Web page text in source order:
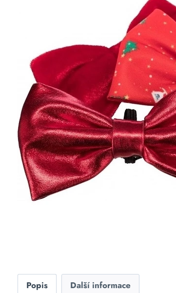
Popis Další informace